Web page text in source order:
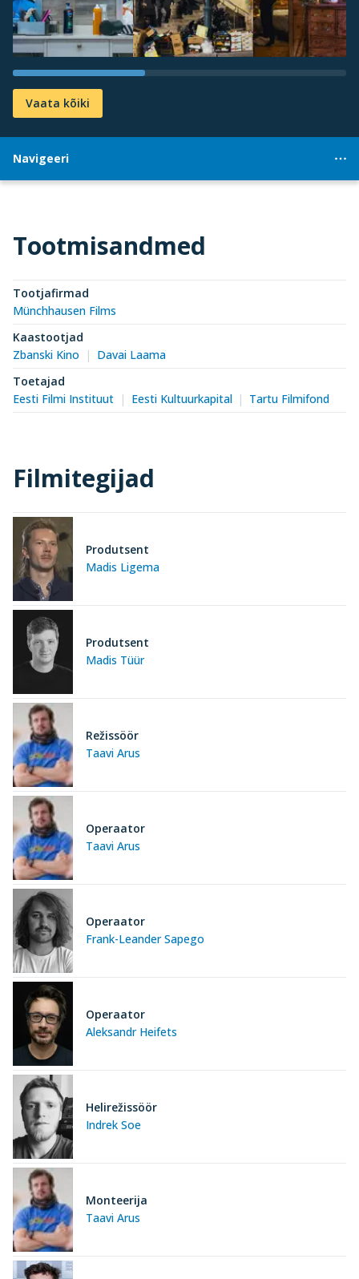
Vaata kõiki
Navigeeri
Tootmisandmed
Tootjafirmad
Münchhausen Films
Kaastootjad
Zbanski Kino
Davai Laama
Toetajad
Eesti Filmi Instituut
Eesti Kultuurkapital Tartu Filmifond
Filmitegijad
Madis Ligema
Produtsent
Madis Tüür
Produtsent
Taavi Arus
Režissöör
Taavi Arus
Operaator
Frank-Leander Sapego
Operaator
Aleksandr Heifets
Operaator
Indrek Soe
Helirežissöör
Taavi Arus
Monteerija